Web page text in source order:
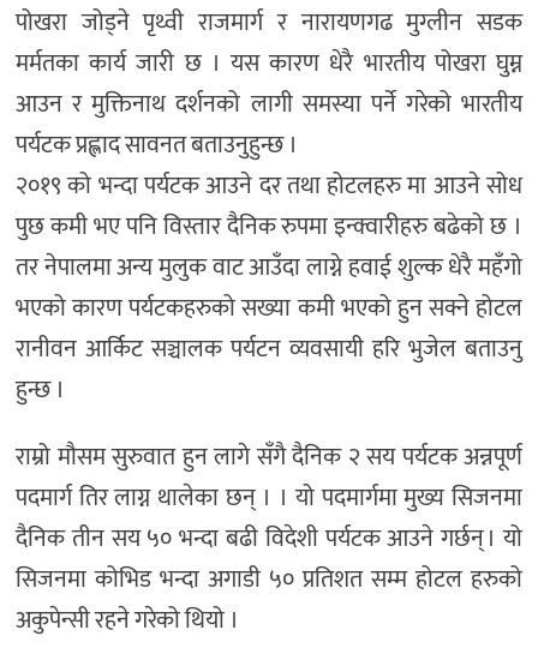
पोखरा जोड्ने पृथ्वी राजमार्ग र नारायणगढ मुग्लीन सडक
मर्मतका कार्य जारी छ । यस कारण धेरै भारतीय पोखरा घुम्न
आउन र मुक्तिनाथ दर्शनको लागी समस्या पर्ने गरेको भारतीय
पर्यटक प्रह्लाद सावनत बताउनुहुन्छ ।
२०१९ को भन्दा पर्यटक आउने दर तथा होटलहरु मा आउने सोध
पुछ कमी भए पनि विस्तार दैनिक रुपमा इन्क्वारीहरु बढेको छ ।
तर नेपालमा अन्य मुलुक वाट आउँदा लाग्ने हवाई शुल्क धेरै महँगो
भएको कारण पर्यटकहरुको सख्या कमी भएको हुन सक्ने होटल
रानीवन आर्किट सञ्चालक पर्यटन व्यवसायी हरि भुजेल बताउनु
हुन्छ ।
राम्रो मौसम सुरुवात हुन लागे सँगै दैनिक २ सय पर्यटक अन्नपूर्ण
पदमार्ग तिर लाग्न थालेका छन् । । यो पदमार्गमा मुख्य सिजनमा
दैनिक तीन सय ५० भन्दा बढी विदेशी पर्यटक आउने गर्छन् । यो
सिजनमा कोभिड भन्दा अगाडी ५० प्रतिशत सम्म होटल हरुको
अकुपेन्सी रहने गरेको थियो ।